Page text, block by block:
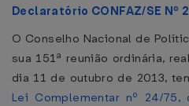
Declaratório CONFAZ/SE Nº
O Conselho Nacional de
sua 151ª reunião ordinária,
dia 11 de outubro de 2013,
Lei Complementar nº 24/